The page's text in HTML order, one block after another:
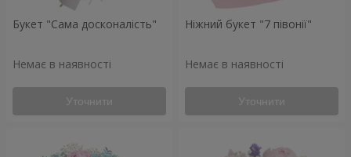
Букет "Сама досконалість"
Немає в наявності
Уточнити
Ніжний букет "7 півонії"
Немає в наявності
Уточнити